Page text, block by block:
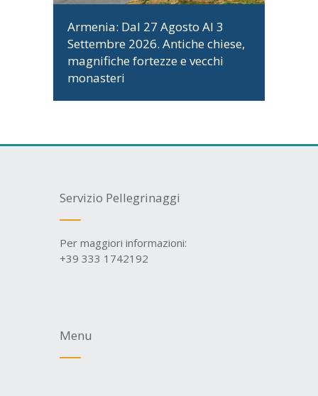
Armenia: Dal 27 Agosto Al 3
Settembre 2026. Antiche chiese,
magnifiche fortezze e vecchi
monasteri
Servizio Pellegrinaggi
Per maggiori informazioni:
+39 333 1742192
Menu